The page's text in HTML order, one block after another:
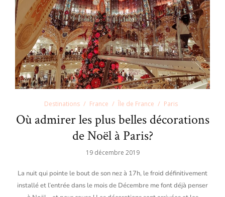
Destinations France Île de France Paris
Où admirer les plus belles décorations
de Noël à Paris?
19 décembre 2019
La nuit qui pointe le bout de son nez à 17h, le froid définitivement
installé et l’entrée dans le mois de Décembre me font déjà penser